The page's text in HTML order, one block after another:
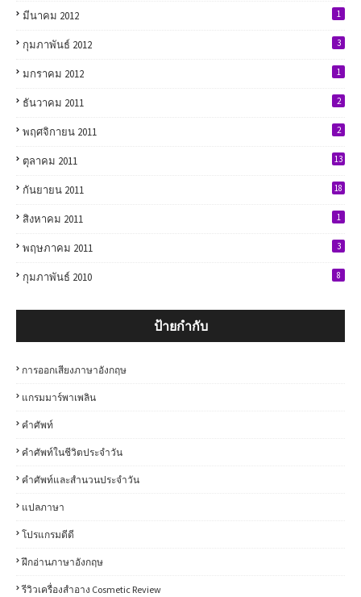
มีนาคม 2012 1
กุมภาพันธ์ 2012 3
มกราคม 2012 1
ธันวาคม 2011 2
พฤศจิกายน 2011 2
ตุลาคม 2011 13
กันยายน 2011 18
สิงหาคม 2011 1
พฤษภาคม 2011 3
กุมภาพันธ์ 2010 8
ป้ายกำกับ
การออกเสียงภาษาอังกฤษ
แกรมมาร์พาเพลิน
คำศัพท์
คำศัพท์ในชีวิตประจำวัน
คำศัพท์และสำนวนประจำวัน
แปลภาษา
โปรแกรมดีดี
ฝึกอ่านภาษาอังกฤษ
รีวิวเครื่องสำอาง Cosmetic Review